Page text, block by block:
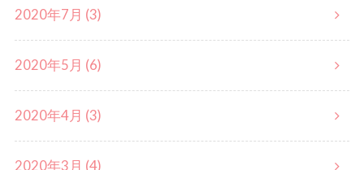
2020年7月 (3)
2020年5月 (6)
2020年4月 (3)
2020年3月 (4)